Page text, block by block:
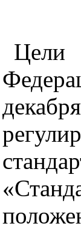
Цели